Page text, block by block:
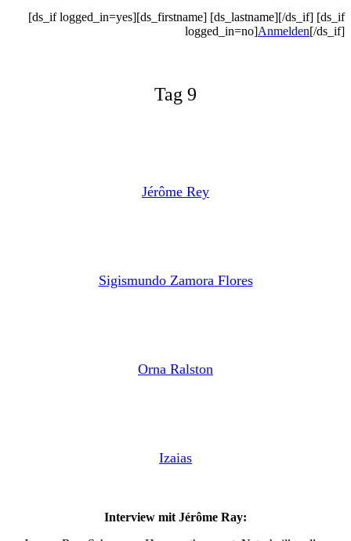
[ds_if logged_in=yes][ds_firstname] [ds_lastname][/ds_if] [ds_if
logged_in=no]Anmelden[/ds_if]
Tag 9
Jérôme Rey
Sigismundo Zamora Flores
Orna Ralston
Izaias
Interview mit Jérôme Ray: